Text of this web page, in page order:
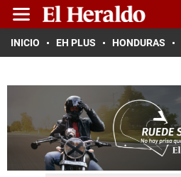
INICIO EH PLUS HONDURAS